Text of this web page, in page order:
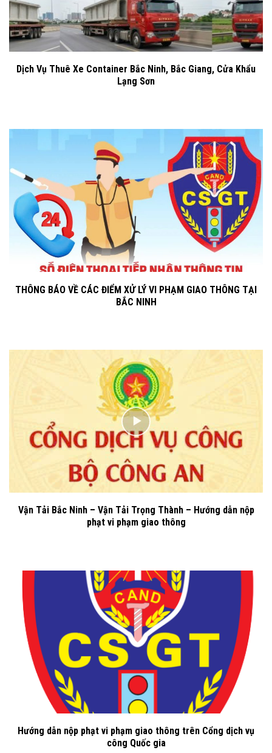
Dịch Vụ Thuê Xe Container Bắc Ninh, Bắc Giang, Cửa Khẩu
Lạng Sơn
THÔNG BÁO VỀ CÁC ĐIỂM XỬ LÝ VI PHẠM GIAO THÔNG TẠI
BẮC NINH
Vận Tải Bắc Ninh – Vận Tải Trọng Thành – Hướng dẫn nộp
phạt vi phạm giao thông
Hướng dẫn nộp phạt vi phạm giao thông trên Cổng dịch vụ
công Quốc gia